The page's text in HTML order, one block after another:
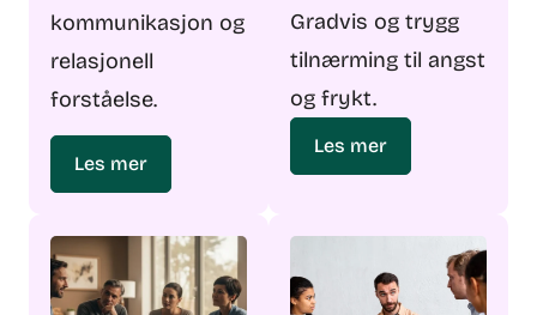
kommunikasjon og
relasjonell
forståelse.
Les mer
Gradvis og trygg
tilnærming til angst
og frykt.
Les mer